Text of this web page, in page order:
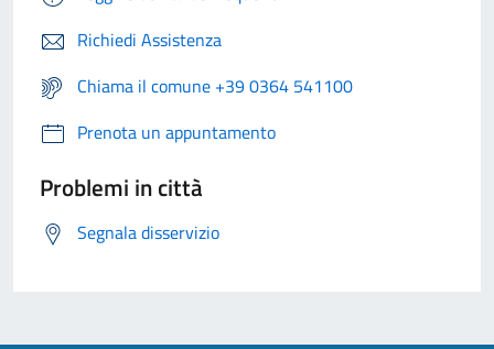
Richiedi Assistenza
Chiama il comune +39 0364 541100
Prenota un appuntamento
Problemi in città
Segnala disservizio